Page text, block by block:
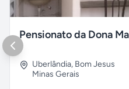
Uberlândia, Bom Jesus
Minas Gerais